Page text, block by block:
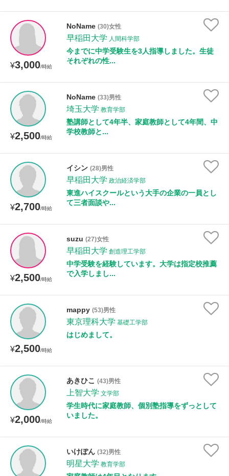
¥3,000/時給
NoName (30)女性
早稲田大学 人間科学部
今までに中学受験生を3人指導しました。生徒
それぞれの性...
¥2,500/時給
NoName (33)男性
埼玉大学 教育学部
塾講師として4年半、家庭教師として4年間、中
学校教師と...
¥2,700/時給
イシン (28)男性
早稲田大学 政治経済学部
東進ハイスクールという大手の企業の一員とし
て三者面談や...
¥2,500/時給
suzu (27)女性
早稲田大学 創造理工学部
中学受験を経験しています。大学は指定校推薦
で入学しまし...
¥2,500/時給
mappy (53)男性
東京理科大学 基礎工学部
はじめまして。
¥2,000/時給
あきひこ (43)男性
上智大学 文学部
学生時代に家庭教師、個別塾指導をずっとして
いました。
いけぽん (32)男性
明星大学 教育学部